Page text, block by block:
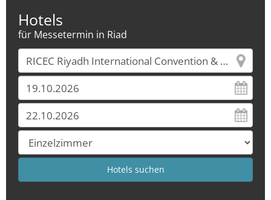
Hotels
für Messetermin in Riad